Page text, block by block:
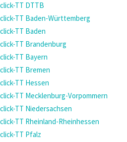
click-TT DTTB
click-TT Baden-Württemberg
click-TT Baden
click-TT Brandenburg
click-TT Bayern
click-TT Bremen
click-TT Hessen
click-TT Mecklenburg-Vorpommern
click-TT Niedersachsen
click-TT Rheinland-Rheinhessen
click-TT Pfalz